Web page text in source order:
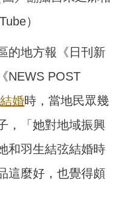
）
的地方報《日刊新
NEWS POST
結婚時，當地民眾幾
，「她對地域振興
和羽生結弦結婚時
這麼好，也覺得頗